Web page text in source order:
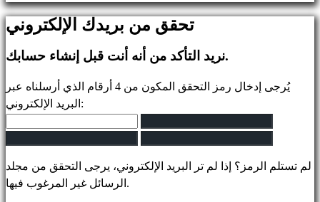
Gifts
يدعم
التعليمات
الحساب
يسجل
تسجيل
الدخول
نسيت
تحقق من بريدك الإلكتروني
نريد التأكد من أنه أنت قبل إنشاء حسابك.
يُرجى إدخال رمز التحقق المكون من 4 أرقام الذي أرسلناه عبر
البريد الإلكتروني:
لم تستلم الرمز؟ إذا لم تر البريد الإلكتروني، يرجى التحقق من مجلد
الرسائل غير المرغوب فيها.